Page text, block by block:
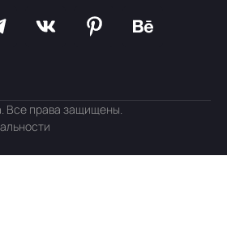
Все права защищены.